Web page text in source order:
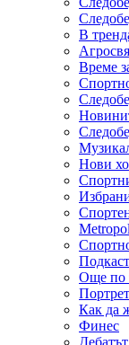
В
Време
Нови
Още по
Как да
Финес
Дебатът